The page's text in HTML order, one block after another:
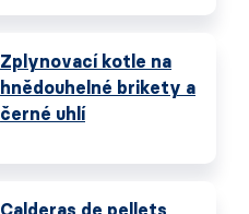
Zplynovací kotle na
hnědouhelné brikety a
černé uhlí